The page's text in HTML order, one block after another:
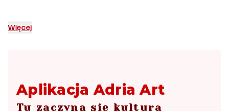
Więcej
Aplikacja Adria Art
Tu zaczyna się kultura